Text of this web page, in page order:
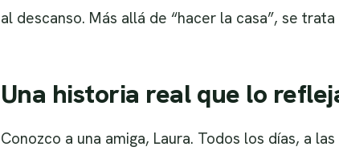
al descanso. Más allá de “hacer la casa”, se
Una historia real que lo
Conozco a una amiga, Laura. Todos los días, a